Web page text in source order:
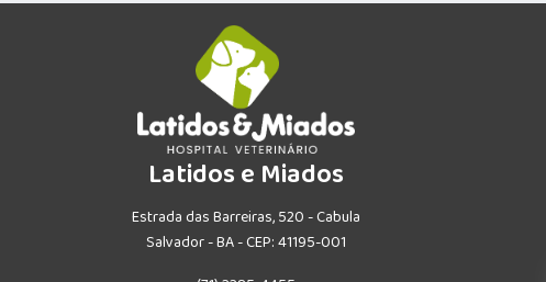
Latidos e Miados
Estrada das Barreiras, 520 - Cabula
Salvador - BA - CEP: 41195-001